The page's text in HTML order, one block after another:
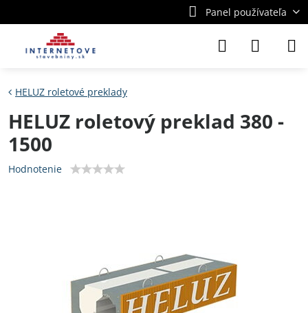
Panel používateľa
HELUZ roletové preklady
HELUZ roletový preklad 380 -
1500
Hodnotenie